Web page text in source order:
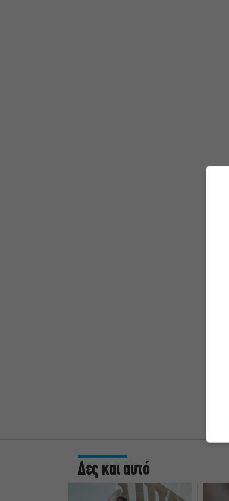
Δες και αυτό